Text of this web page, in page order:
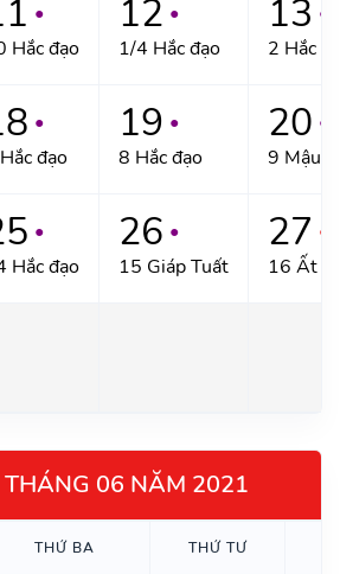
●
Hắc đạo
12 ●
1/4 Hắc đạo
13 ●
2 Hắc
●
đạo
19 ●
8 Hắc đạo
20 ●
9 Mậu
●
Hắc đạo
26 ●
15 Giáp Tuất
27 ●
16 Ất
THÁNG 06 NĂM 2021
THỨ BA THỨ TƯ